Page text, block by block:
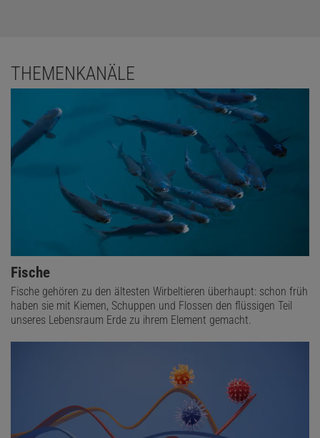
THEMENKANÄLE
Fische
Fische gehören zu den ältesten Wirbeltieren überhaupt: schon früh
haben sie mit Kiemen, Schuppen und Flossen den flüssigen Teil
unseres Lebensraum Erde zu ihrem Element gemacht.